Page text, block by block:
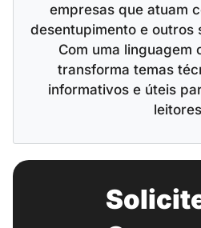
empresas que atuam
desentupimento e outros
Com uma linguagem
transforma temas
informativos e úteis